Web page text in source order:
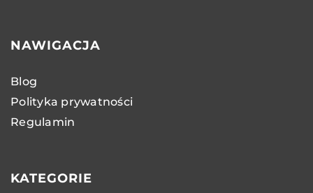
NAWIGACJA
Blog
Polityka prywatności
Regulamin
KATEGORIE